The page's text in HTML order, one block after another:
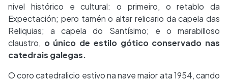
nivel histórico e cultural: o primeiro, o retablo da
Expectación; pero tamén o altar relicario da capela das
Reliquias; a capela do Santísimo; e o marabilloso
claustro, o único de estilo gótico conservado nas
catedrais galegas.
O coro catedralicio estivo na nave maior ata 1954, cando